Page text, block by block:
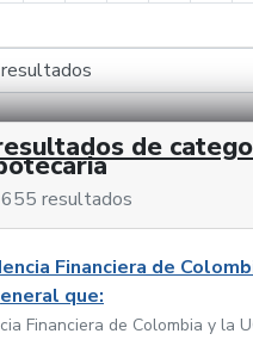
de
resultados
Financiera de
que:
Financiera de Colombia y la